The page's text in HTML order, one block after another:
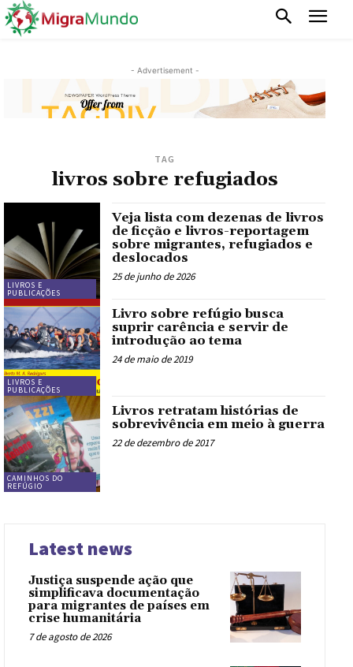
- Advertisement -
TAG
livros sobre refugiados
LIVROS E
PUBLICAÇÕES
Veja lista com dezenas de livros
de ficção e livros-reportagem
sobre migrantes, refugiados e
deslocados
25 de junho de 2026
LIVROS E
PUBLICAÇÕES
Livro sobre refúgio busca
suprir carência e servir de
introdução ao tema
24 de maio de 2019
CAMINHOS DO
REFÚGIO
Livros retratam histórias de
sobrevivência em meio à guerra
22 de dezembro de 2017
Latest news
Justiça suspende ação que
simplificava documentação
para migrantes de países em
crise humanitária
7 de agosto de 2026